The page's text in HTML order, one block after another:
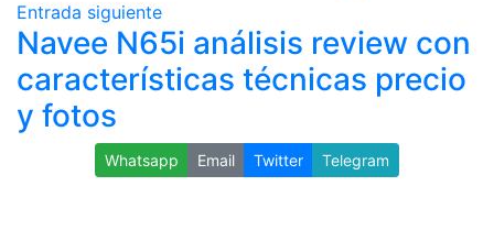
Entrada siguiente
Navee N65i análisis review con
características técnicas precio
y fotos
Whatsapp Email Twitter Telegram